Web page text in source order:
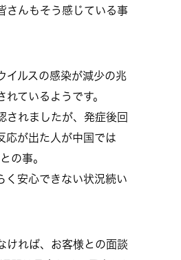
さんもそう感じている事
イルスの感染が減少の兆
れているようです。
されましたが、発症後回
応が出た人が中国では
の事。
く安心できない状況続い
ければ、お客様との面談